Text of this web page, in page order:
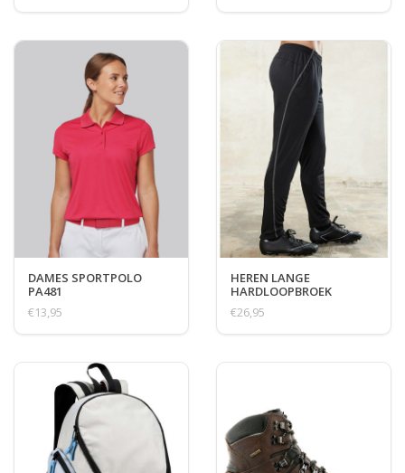
DAMES SPORTPOLO
PA481
€13,95
HEREN LANGE
HARDLOOPBROEK
€26,95